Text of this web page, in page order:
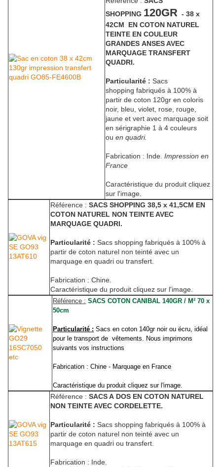
SHOPPING 120GR - 38 x
42CM EN COTON NATUREL
TEINTE EN COULEUR
GRANDES ANSES AVEC
MARQUAGE TRANSFERT
QUADRI.
Particularité : Sacs
shopping fabriqués à 100% à
partir de coton 120gr en coloris
noir, bleu, violet, rose, rouge,
jaune et vert avec marquage soit
en sérigraphie 1 à 4 couleurs
ou en quadri.
Fabrication : Inde. Impression en
France
Caractéristique du produit cliquez
sur l'image.
Référence : SACS SHOPPING 38,5 x 41,5CM EN
COTON NATUREL NON TEINTE AVEC
MARQUAGE QUADRI.
Particularité : Sacs shopping fabriqués à 100% à
partir de coton naturel non teinté avec un
marquage en quadri ou transfert.
Fabrication : Chine.
Caractéristique du produit cliquez sur l'image.
Référence : SACS COTON CANIBAL 140GR / M² 70 x
50cm
Particularité : Sacs en coton 140gr noir ou écru, idéal
pour le transport de vêtements. Nous imprimons
suivants vos instructions
Fabrication : Chine - Marquage en France
Caractéristique du produit cliquez sur l'image.
Référence : SACS A DOS EN COTON NATUREL
NON TEINTE AVEC CORDELETTE.
Particularité : Sacs shopping fabriqués à 100% à
partir de coton naturel non teinté avec un
marquage en quadri ou transfert.
Fabrication : Inde.